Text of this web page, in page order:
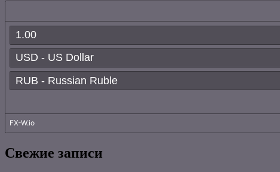
Свежие записи